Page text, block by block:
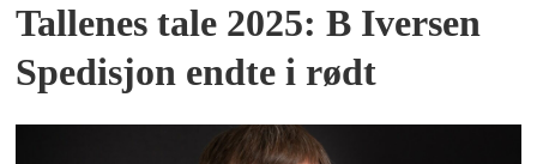
Tallenes tale 2025: B Iversen
Spedisjon endte i rødt